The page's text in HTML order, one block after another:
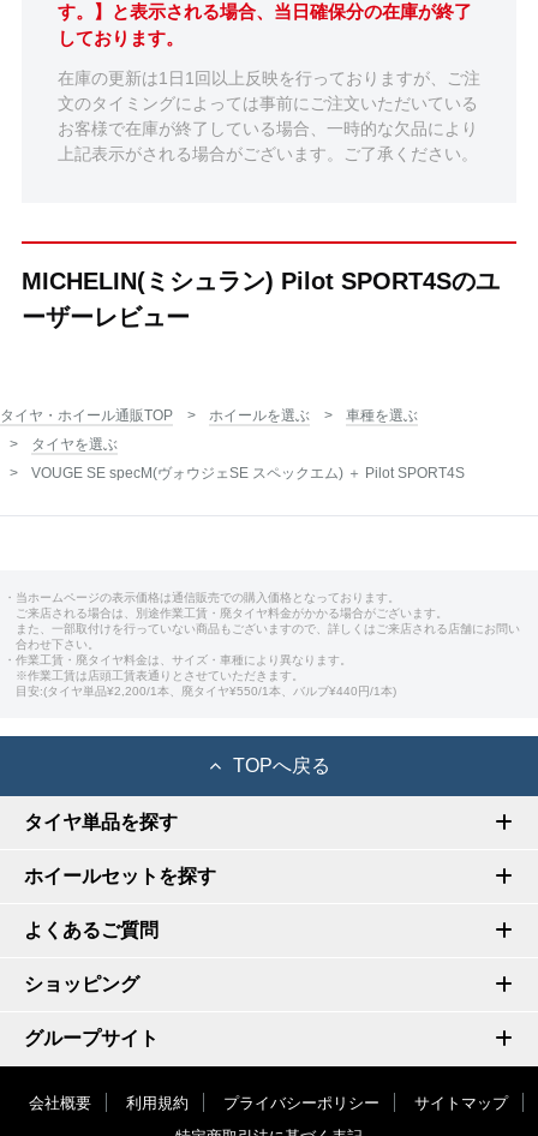
す。】と表示される場合、当日確保分の在庫が終了
しております。
在庫の更新は1日1回以上反映を行っておりますが、ご注
文のタイミングによっては事前にご注文いただいている
お客様で在庫が終了している場合、一時的な欠品により
上記表示がされる場合がございます。ご了承ください。
MICHELIN(ミシュラン) Pilot SPORT4Sのユ
ーザーレビュー
タイヤ・ホイール通販TOP ホイールを選ぶ
車種を選ぶ
タイヤを選ぶ
VOUGE SE specM(ヴォウジェSE スペックエム) ＋ Pilot SPORT4S
・当ホームページの表示価格は通信販売での購入価格となっております。
ご来店される場合は、別途作業工賃・廃タイヤ料金がかかる場合がございます。
また、一部取付けを行っていない商品もございますので、詳しくはご来店される店舗にお問い
合わせ下さい。
・作業工賃・廃タイヤ料金は、サイズ・車種により異なります。
※作業工賃は店頭工賃表通りとさせていただきます。
目安:(タイヤ単品¥2,200/1本、廃タイヤ¥550/1本、バルブ¥440円/1本)
TOPへ戻る
タイヤ単品を探す
ホイールセットを探す
よくあるご質問
ショッピング
グループサイト
会社概要 利用規約 プライバシーポリシー
サイトマップ